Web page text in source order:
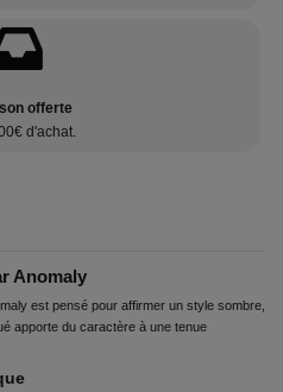
offerte
d'achat.
Anomaly
est pensé pour affirmer un style sombre,
apporte du caractère à une tenue